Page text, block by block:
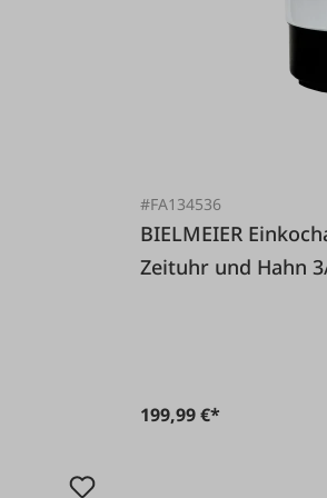
#FA134536
BIELMEIER Einkochautomat Emaille 29 Lt. mit
Zeituhr und Hahn
199,99 €*